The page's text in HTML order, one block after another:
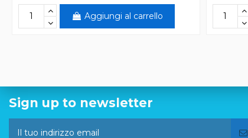
Aggiungi al carrello
Sign up to newsletter